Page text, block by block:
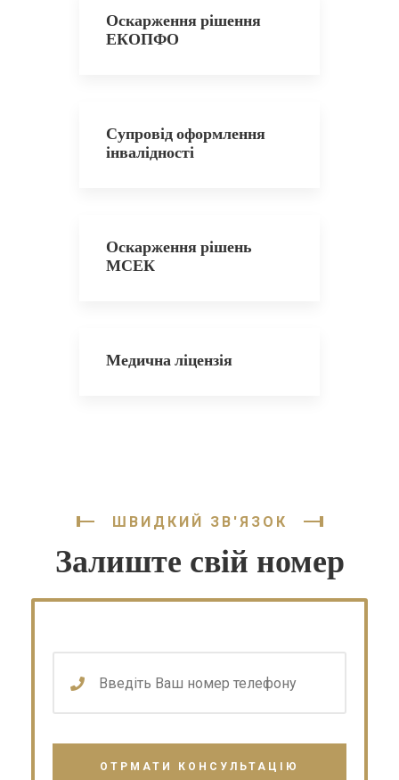
Оскарження рішення
ЕКОПФО
Супровід оформлення
інвалідності
Оскарження рішень
МСЕК
Медична ліцензія
ШВИДКИЙ ЗВ'ЯЗОК
Залиште свій номер